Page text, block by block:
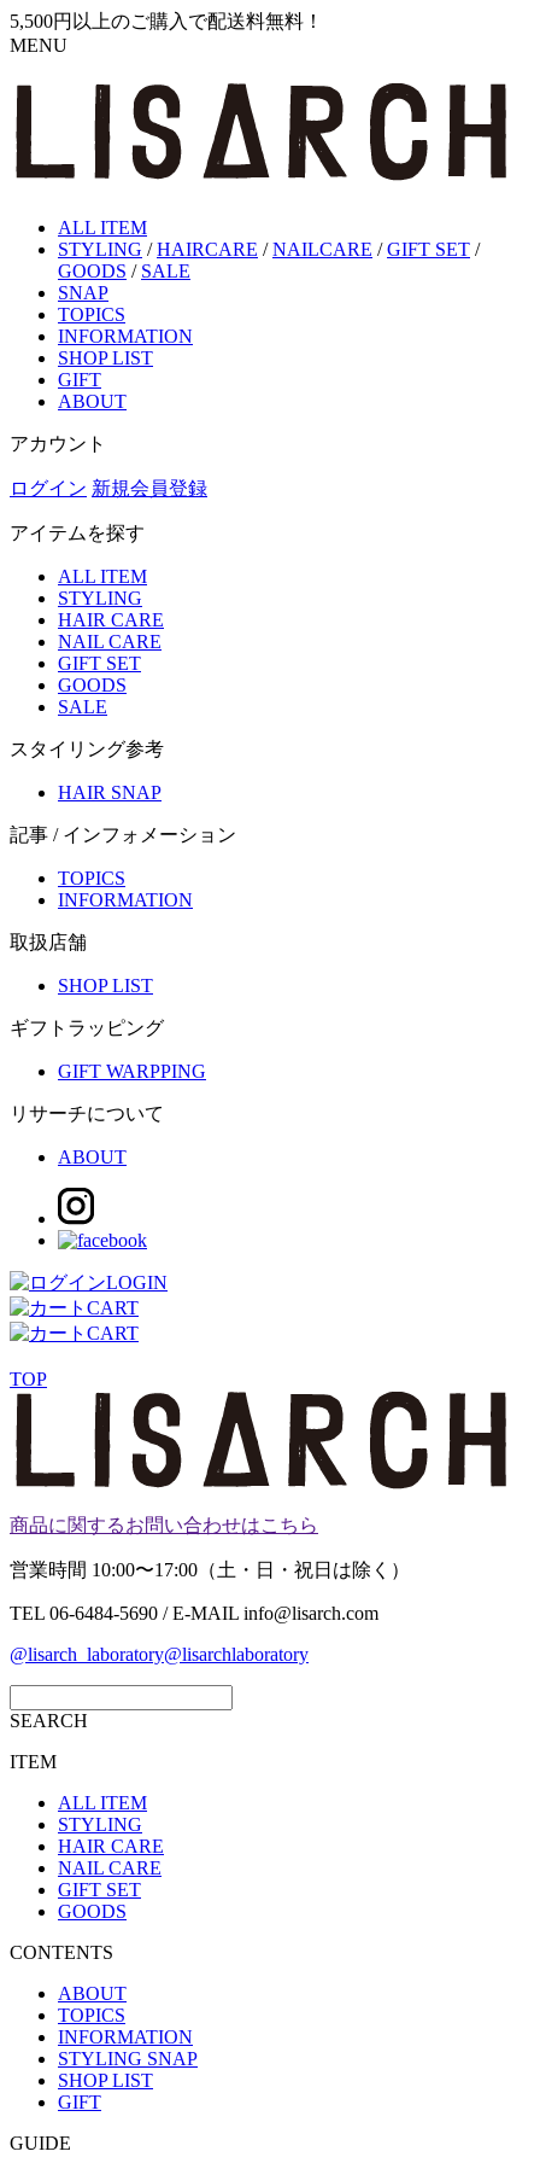
5,500円以上のご購入で配送料無料！
MENU
ALL ITEM
STYLING /HAIRCARE /NAILCARE /GIFT SET /
GOODS / SALE
SNAP
TOPICS
INFORMATION
SHOP LIST
GIFT
ABOUT
アカウント
ログイン 新規会員登録
アイテムを探す
ALL ITEM
STYLING
HAIR CARE
NAIL CARE
GIFT SET
GOODS
SALE
スタイリング参考
HAIR SNAP
記事 / インフォメーション
TOPICS
INFORMATION
取扱店舗
SHOP LIST
ギフトラッピング
GIFT WARPPING
リサーチについて
ABOUT
LOGIN
CART
CART
TOP
商品に関するお問い合わせはこちら
営業時間 10:00〜17:00（土・日・祝日は除く）
TEL 06-6484-5690 / E-MAIL info@lisarch.com
@lisarch_laboratory@lisarchlaboratory
SEARCH
ITEM
ALL ITEM
STYLING
HAIR CARE
NAIL CARE
GIFT SET
GOODS
CONTENTS
ABOUT
TOPICS
INFORMATION
STYLING SNAP
SHOP LIST
GIFT
GUIDE